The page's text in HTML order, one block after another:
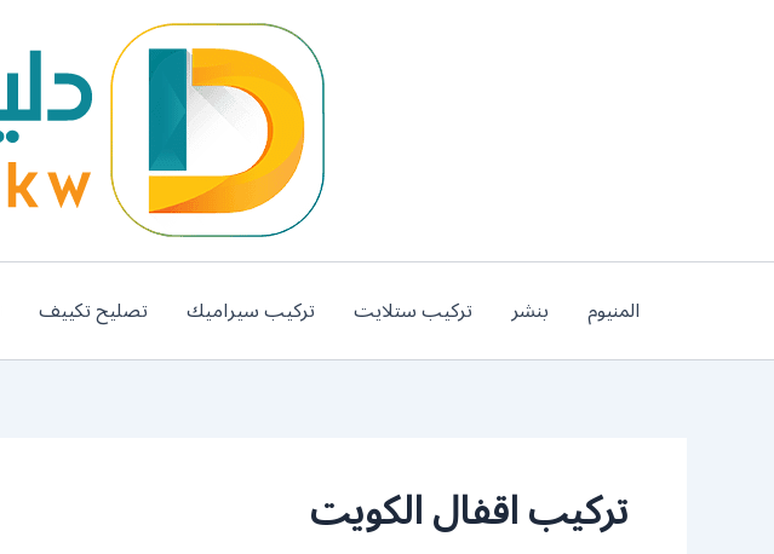
المنيوم بنشر تركيب ستلايت تركيب سيراميك تصليح تكييف
تركيب اقفال الكويت